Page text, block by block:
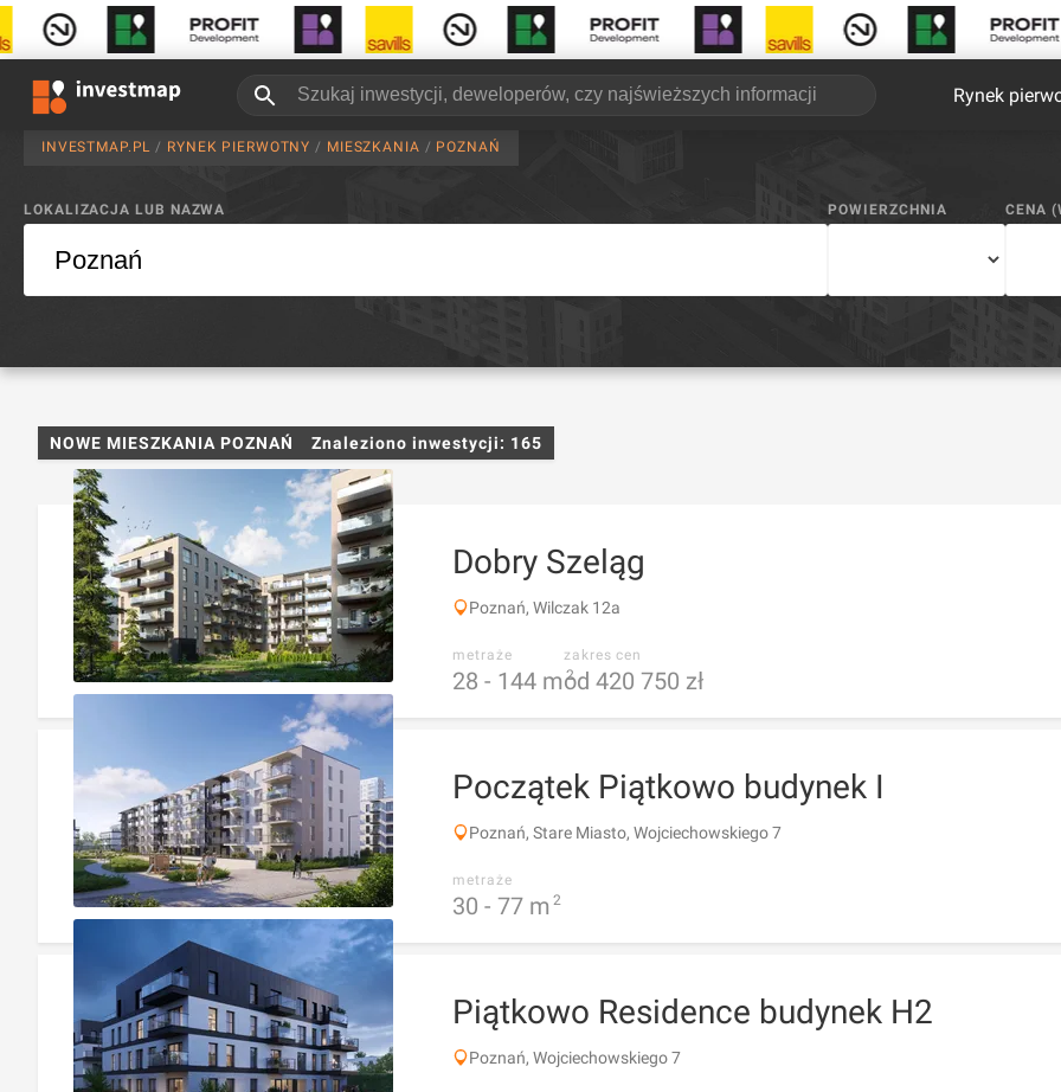
Rynek
INVESTMAP.PL / RYNEK PIERWOTNY / MIESZKANIA / POZNAŃ
LOKALIZACJA LUB NAZWA POWIERZCHNIA CENA
NOWE MIESZKANIA POZNAŃ Znaleziono inwestycji: 165
Dobry Szeląg
Poznań, Wilczak 12a
metraże
28 - 144 m 2
zakres cen
od 420 750 zł
Początek Piątkowo budynek I
Poznań, Stare Miasto, Wojciechowskiego 7
metraże
30 - 77 m 2
Piątkowo Residence budynek H2
Poznań, Wojciechowskiego 7